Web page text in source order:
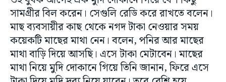
সামগ্রীর বিল করেন। সেগুলি রেডি করে রাখতে বলেন।
মাছ ব্যবসায়ীর কাছ থেকে নগদ টাকা নেওয়ার সময়
কয়েকটি মাছের মাথা নেন। বলেন, পনির আর মাছের
মাথা বাড়ি দিয়ে আসছি। এসে টাকা মেটাবেন। মাছের
মাথা নিয়ে মুদি দোকানে গিয়ে তিনি জানান, ফিরে এসে